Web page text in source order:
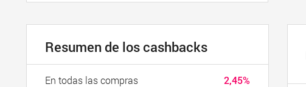
Resumen de los cashbacks
2,45%
En todas las compras